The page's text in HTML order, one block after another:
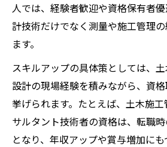
人では、経験者歓迎や資格保有者
計技術だけでなく測量や施工管理
ます。
スキルアップの具体策としては、
設計の現場経験を積みながら、資
挙げられます。たとえば、土木施
サルタント技術者の資格は、転職
となり、年収アップや賞与増加に